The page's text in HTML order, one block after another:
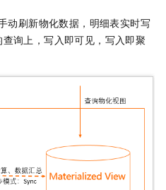
动刷新物化数据，明细表实时写
询上，写入即可见，写入即聚